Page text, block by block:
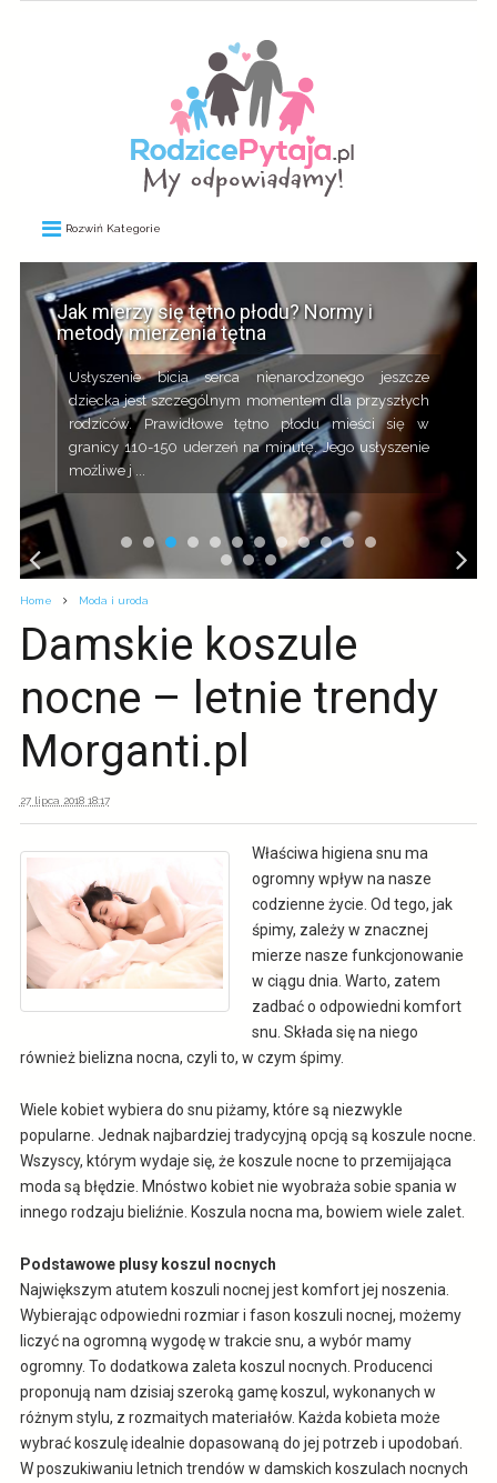
Rozwiń Kategorie
Jak mierzy się tętno płodu? Normy i
metody mierzenia tętna
Usłyszenie bicia serca nienarodzonego jeszcze
dziecka jest szczególnym momentem dla przyszłych
rodziców. Prawidłowe tętno płodu mieści się w
granicy 110-150 uderzeń na minutę. Jego usłyszenie
możliwe j ...
Home Moda i uroda
Damskie koszule
nocne – letnie trendy
Morganti.pl
27 lipca 2018 18:17
Właściwa higiena snu ma
ogromny wpływ na nasze
codzienne życie. Od tego, jak
śpimy, zależy w znacznej
mierze nasze funkcjonowanie
w ciągu dnia. Warto, zatem
zadbać o odpowiedni komfort
snu. Składa się na niego
również bielizna nocna, czyli to, w czym śpimy.
Wiele kobiet wybiera do snu piżamy, które są niezwykle
popularne. Jednak najbardziej tradycyjną opcją są koszule nocne.
Wszyscy, którym wydaje się, że koszule nocne to przemijająca
moda są błędzie. Mnóstwo kobiet nie wyobraża sobie spania w
innego rodzaju bieliźnie. Koszula nocna ma, bowiem wiele zalet.
Podstawowe plusy koszul nocnych
Największym atutem koszuli nocnej jest komfort jej noszenia.
Wybierając odpowiedni rozmiar i fason koszuli nocnej, możemy
liczyć na ogromną wygodę w trakcie snu, a wybór mamy
ogromny. To dodatkowa zaleta koszul nocnych. Producenci
proponują nam dzisiaj szeroką gamę koszul, wykonanych w
różnym stylu, z rozmaitych materiałów. Każda kobieta może
wybrać koszulę idealnie dopasowaną do jej potrzeb i upodobań.
W poszukiwaniu letnich trendów w damskich koszulach nocnych